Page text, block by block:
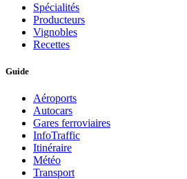
Spécialités
Producteurs
Vignobles
Recettes
Guide
Aéroports
Autocars
Gares ferroviaires
InfoTraffic
Itinéraire
Météo
Transport